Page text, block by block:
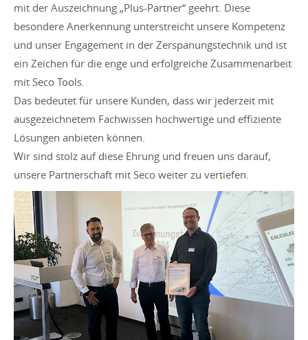
mit der Auszeichnung „Plus-Partner“ geehrt. Diese
besondere Anerkennung unterstreicht unsere Kompetenz
und unser Engagement in der Zerspanungstechnik und ist
ein Zeichen für die enge und erfolgreiche Zusammenarbeit
mit Seco Tools.
Das bedeutet für unsere Kunden, dass wir jederzeit mit
ausgezeichnetem Fachwissen hochwertige und effiziente
Lösungen anbieten können.
Wir sind stolz auf diese Ehrung und freuen uns darauf,
unsere Partnerschaft mit Seco weiter zu vertiefen.